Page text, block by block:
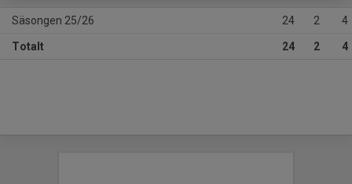
Säsongen 25/26 24 2 4
Totalt 24 2 4